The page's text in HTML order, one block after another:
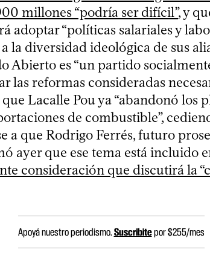
millones “podría ser difícil”, y
adoptar “políticas salariales y
la diversidad ideológica de sus
Abierto es “un partido
las reformas consideradas
Lacalle Pou ya “abandonó los
de combustible”,
a que Rodrigo Ferrés, futuro
ayer que ese tema está incluido
consideración que discutirá la
Apoyá nuestro periodismo.Suscribitepor $255/mes